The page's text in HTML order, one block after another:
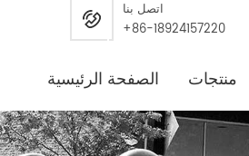
اتصل بنا
+86-18924157220
الصفحة الرئيسية منتجات